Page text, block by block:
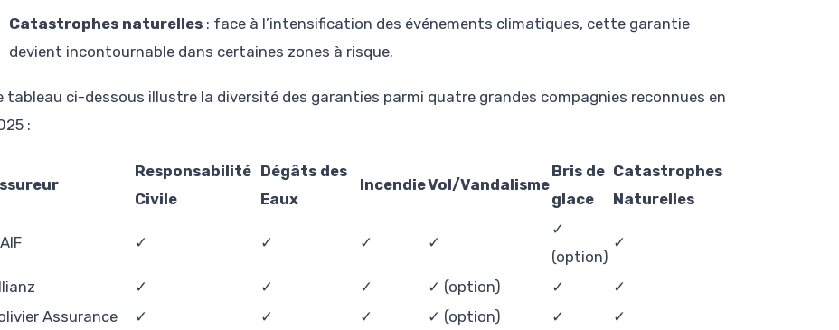
Catastrophes naturelles : face à l’intensification des événements climatiques, cette garantie
devient incontournable dans certaines zones à risque.
tableau ci-dessous illustre la diversité des garanties parmi quatre grandes compagnies reconnues en
:
Responsabilité
Civile
Dégâts des
Eaux
IncendieVol/Vandalisme
Bris de
glace
Catastrophes
Naturelles
✓ ✓ ✓ ✓
✓
(option)
✓
✓ ✓ ✓ ✓ (option) ✓
✓
Assurance
✓ ✓ ✓ ✓ (option) ✓
✓